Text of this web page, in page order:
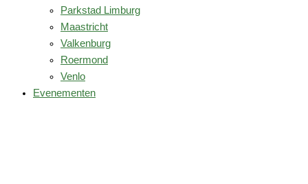
Parkstad Limburg
Maastricht
Valkenburg
Roermond
Venlo
Evenementen